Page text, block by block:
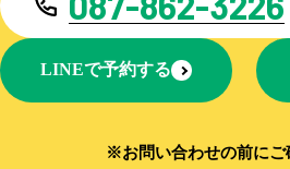
LINEで予約する
※お問い合わせの前にご